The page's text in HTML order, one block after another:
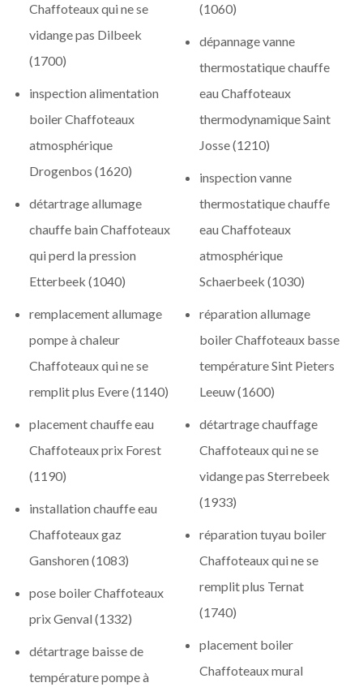
Chaffoteaux qui ne se
vidange pas Dilbeek
(1700)
inspection alimentation
boiler Chaffoteaux
atmosphérique
Drogenbos (1620)
détartrage allumage
chauffe bain Chaffoteaux
qui perd la pression
Etterbeek (1040)
remplacement allumage
pompe à chaleur
Chaffoteaux qui ne se
remplit plus Evere (1140)
placement chauffe eau
Chaffoteaux prix Forest
(1190)
installation chauffe eau
Chaffoteaux gaz
Ganshoren (1083)
pose boiler Chaffoteaux
prix Genval (1332)
détartrage baisse de
température pompe à
(1060)
dépannage vanne
thermostatique chauffe
eau Chaffoteaux
thermodynamique Saint
Josse (1210)
inspection vanne
thermostatique chauffe
eau Chaffoteaux
atmosphérique
Schaerbeek (1030)
réparation allumage
boiler Chaffoteaux basse
température Sint Pieters
Leeuw (1600)
détartrage chauffage
Chaffoteaux qui ne se
vidange pas Sterrebeek
(1933)
réparation tuyau boiler
Chaffoteaux qui ne se
remplit plus Ternat
(1740)
placement boiler
Chaffoteaux mural